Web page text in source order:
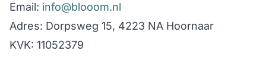
Email: info@blooom.nl
Adres: Dorpsweg 15, 4223 NA Hoornaar
KVK: 11052379